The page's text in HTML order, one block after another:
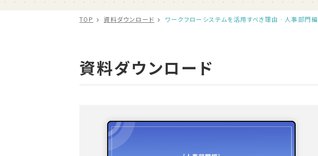
TOP 資料ダウンロード ワークフローシステムを活用すべき理由‐人事部門編
資料ダウンロード